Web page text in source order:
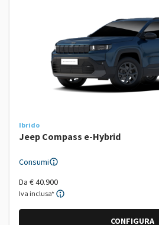
Ibrido
Jeep Compass e-Hybrid
Consumi
Da € 40.900
Iva inclusa*
CONFIGURA